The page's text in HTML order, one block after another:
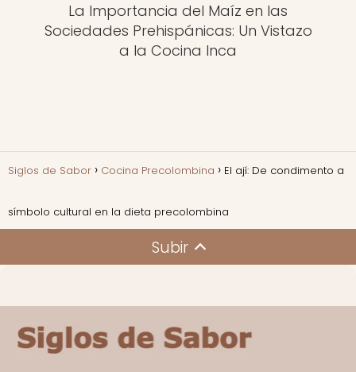
La Importancia del Maíz en las
Sociedades Prehispánicas: Un Vistazo
a la Cocina Inca
Siglos de Sabor Cocina Precolombina El ají: De condimento a
símbolo cultural en la dieta precolombina
Subir